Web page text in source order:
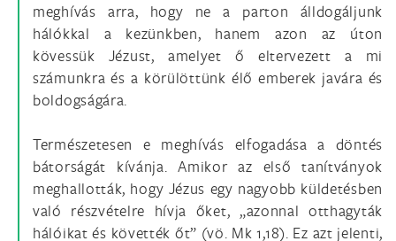
meghívás arra, hogy ne a parton álldogáljunk
hálókkal a kezünkben, hanem azon az úton
kövessük Jézust, amelyet ő eltervezett a mi
számunkra és a körülöttünk élő emberek javára és
boldogságára.
Természetesen e meghívás elfogadása a döntés
bátorságát kívánja. Amikor az első tanítványok
meghallották, hogy Jézus egy nagyobb küldetésben
való részvételre hívja őket, „azonnal otthagyták
hálóikat és követték őt” (vö. Mk 1,18). Ez azt jelenti,